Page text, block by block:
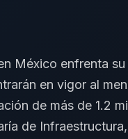
México enfrenta
en vigor al
de más de 1.2
de